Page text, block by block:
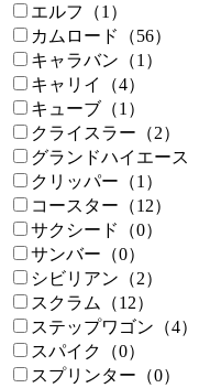
エルフ（1）
カムロード（56）
キャラバン（1）
キャリイ（4）
キューブ（1）
クライスラー（2）
グランドハイエース
クリッパー（1）
コースター（12）
サクシード（0）
サンバー（0）
シビリアン（2）
スクラム（12）
ステップワゴン（4）
スパイク（0）
スプリンター（0）